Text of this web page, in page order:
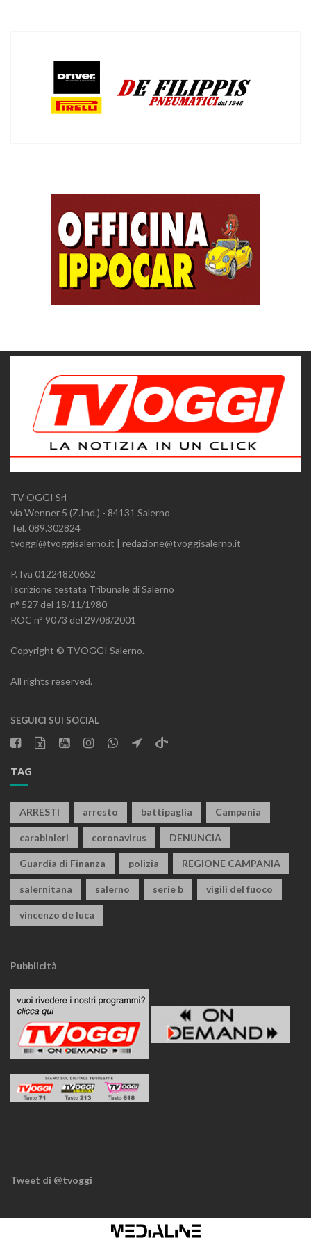
TV OGGI Srl
via Wenner 5 (Z.Ind.) - 84131 Salerno
Tel. 089.302824
tvoggi@tvoggisalerno.it | redazione@tvoggisalerno.it
P. Iva 01224820652
Iscrizione testata Tribunale di Salerno
n° 527 del 18/11/1980
ROC n° 9073 del 29/08/2001
Copyright © TVOGGI Salerno.
All rights reserved.
SEGUICI SUI SOCIAL
TAG
ARRESTI arresto battipaglia Campania
carabinieri coronavirus DENUNCIA
Guardia di Finanza polizia REGIONE CAMPANIA
salernitana salerno serie b vigili del fuoco
vincenzo de luca
Pubblicità
Tweet di @tvoggi